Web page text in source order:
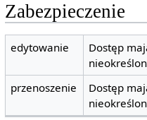
Zabezpieczenie
edytowanie
Dostęp
przenoszenie
Dostęp